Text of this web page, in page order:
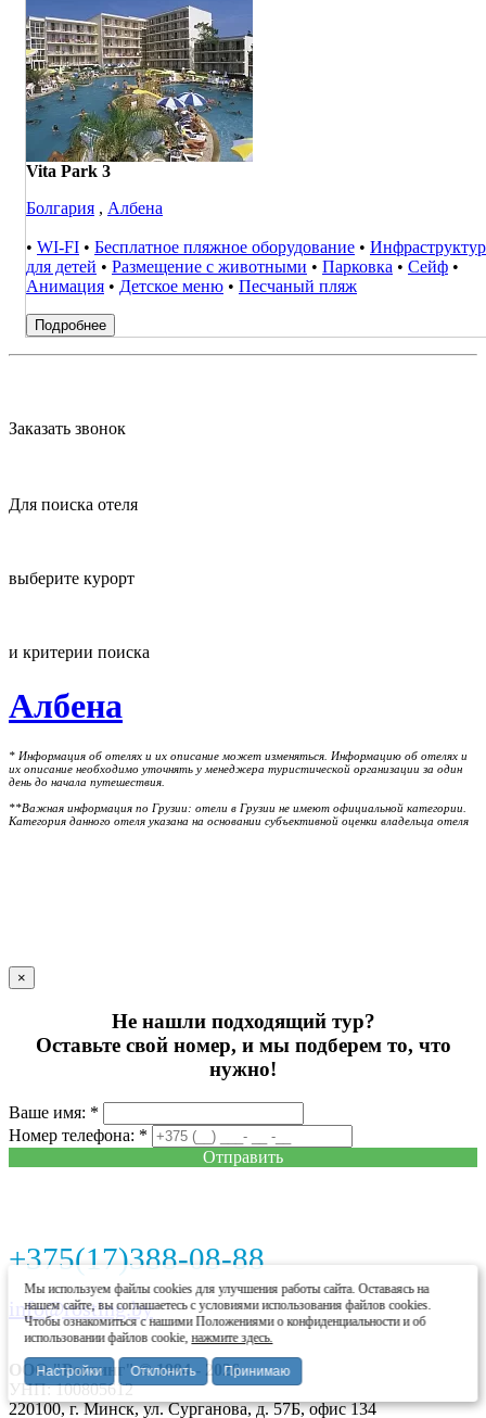
Мы используем файлы cookies для улучшения работы сайта. Оставаясь на
нашем сайте, вы соглашаетесь с условиями использования файлов cookies.
Чтобы ознакомиться с нашими Положениями о конфиденциальности и об
использовании файлов cookie,нажмите здесь.
Настройки Отклонить Принимаю
Vita Park 3
Болгария , Албена
• WI-FI • Бесплатное пляжное оборудование •
для детей • Размещение с животными • Парковка • Сейф •
Анимация • Детское меню • Песчаный пляж
Подробнее
Заказать звонок
Для поиска отеля
выберите курорт
и критерии поиска
Албена
* Информация об отелях и их описание может изменяться. Информацию об отелях и
их описание необходимо уточнять у менеджера туристической организации за один
день до начала путешествия.
**Важная информация по Грузии: отели в Грузии не имеют официальной категории.
Категория данного отеля указана на основании субъективной оценки владельца отеля
×
Не нашли подходящий тур?
Оставьте свой номер, и мы подберем то, что
нужно!
Ваше имя: *
Номер телефона: *
Отправить
+375(17)388-08-88
info@rosting.by
ООО "Ростинг" © 1994 - 2026
УНП: 100805612
220100, г. Минск, ул. Сурганова, д. 57Б, офис 134